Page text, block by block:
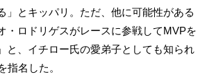
」とキッパリ。ただ、他に可能性がある
・ロドリゲスがレースに参戦してMVPを
と、イチロー氏の愛弟子としても知られ
指名した。